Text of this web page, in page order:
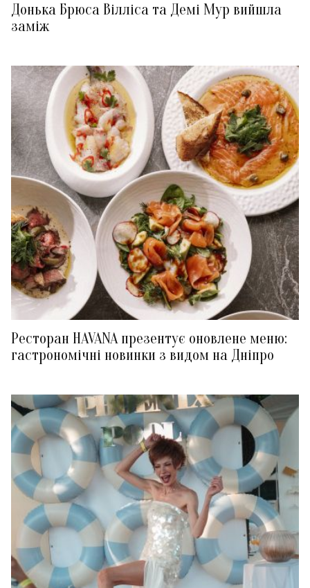
Донька Брюса Вілліса та Демі Мур вийшла
заміж
Ресторан HAVANA презентує оновлене меню:
гастрономічні новинки з видом на Дніпро